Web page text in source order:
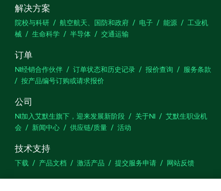
解决方案
院校与科研 航空航天、国防和政府 电子 能源
工业机
械
生命科学 半导体 交通运输
订单
NI经销合作伙伴 订单状态和历史记录 报价查询
服务条款
按产品编号订购或请求报价
公司
NI加入艾默生旗下，迎来发展新阶段 关于NI
艾默生职业机
会
新闻中心 供应链/质量 活动
技术支持
下载 产品文档 激活产品 提交服务申请 网站反馈